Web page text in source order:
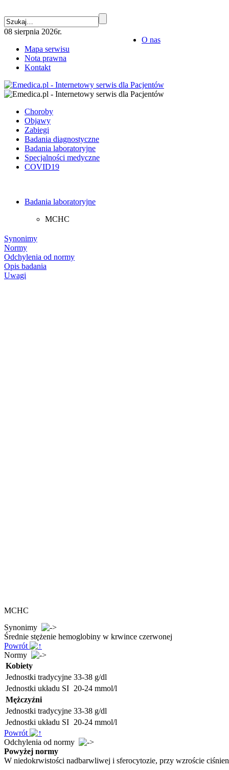
08 sierpnia 2026r.
O nas
Mapa serwisu
Nota prawna
Kontakt
Choroby
Objawy
Zabiegi
Badania diagnostyczne
Badania laboratoryjne
Specjalności medyczne
COVID19
Badania laboratoryjne
MCHC
Synonimy
Normy
Odchylenia od normy
Opis badania
Uwagi
MCHC
Synonimy
Średnie stężenie hemoglobiny w krwince czerwonej
Powrót
Normy
Kobiety
Jednostki tradycyjne 33-38 g/dl
Jednostki układu SI 20-24 mmol/l
Mężczyźni
Jednostki tradycyjne 33-38 g/dl
Jednostki układu SI 20-24 mmol/l
Powrót
Odchylenia od normy
Powyżej normy
W niedokrwistości nadbarwliwej i sferocytozie, przy wzroście